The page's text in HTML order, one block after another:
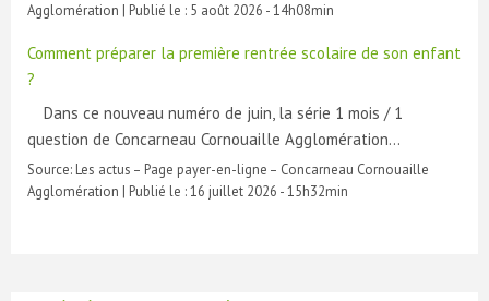
Agglomération | Publié le : 5 août 2026 - 14h08min
Comment préparer la première rentrée scolaire de son enfant
?
Dans ce nouveau numéro de juin, la série 1 mois / 1
question de Concarneau Cornouaille Agglomération…
Source: Les actus – Page payer-en-ligne – Concarneau Cornouaille
Agglomération
Publié le :16 juillet 2026 - 15h32min